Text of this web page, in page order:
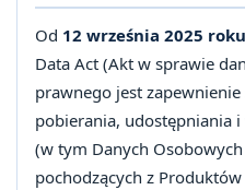
Od 12 września 2025 roku
Data Act (Akt w sprawie
prawnego jest
pobierania, udostępniania
(w tym Danych
pochodzących z